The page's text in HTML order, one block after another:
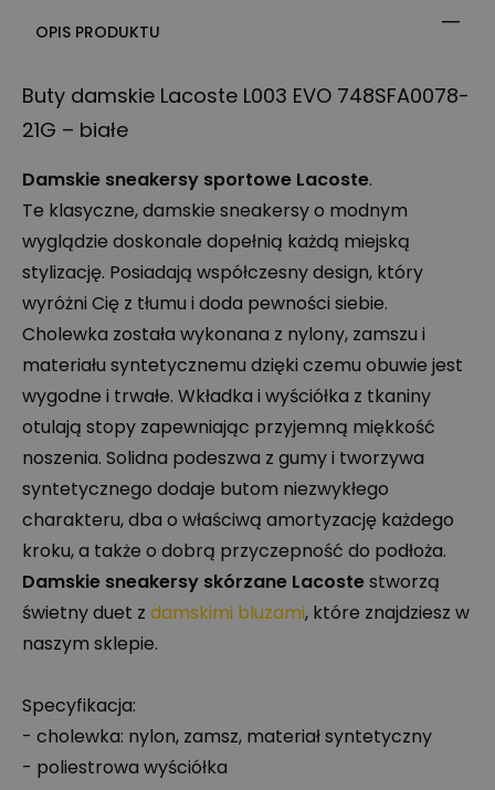
OPIS PRODUKTU
Buty damskie Lacoste L003 EVO 748SFA0078-
21G – białe
Damskie sneakersy sportowe Lacoste.
Te klasyczne, damskie sneakersy o modnym
wyglądzie doskonale dopełnią każdą miejską
stylizację. Posiadają współczesny design, który
wyróżni Cię z tłumu i doda pewności siebie.
Cholewka została wykonana z nylony, zamszu i
materiału syntetycznemu dzięki czemu obuwie jest
wygodne i trwałe. Wkładka i wyściółka z tkaniny
otulają stopy zapewniając przyjemną miękkość
noszenia. Solidna podeszwa z gumy i tworzywa
syntetycznego dodaje butom niezwykłego
charakteru, dba o właściwą amortyzację każdego
kroku, a także o dobrą przyczepność do podłoża.
Damskie sneakersy skórzane Lacostestworzą
świetny duet z damskimi bluzami, które znajdziesz w
naszym sklepie.
Specyfikacja:
- cholewka: nylon, zamsz, materiał syntetyczny
- poliestrowa wyściółka